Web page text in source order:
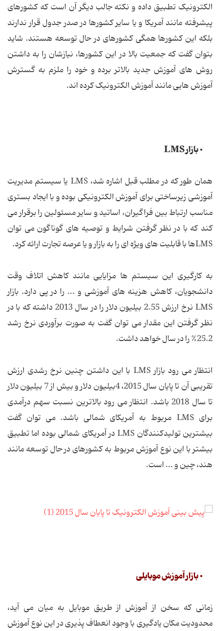
الکترونیک تطبیق داده و نکته جالب دیگر آن است که کشورهای
پیشرفته مانند آمریکا و یا سایر کشورها در صدر جدول قرار ندارند
بلکه این کشورها همگی کشورهای در حال توسعه هستند. شاید
بتوان گفت که جمعیت بالا در این کشورها، نیازشان را به داشتن
روش های آموزش جدید بالاتر برده و خود را ملزم به گسترش
آموزش هایی مانند آموزش الکترونیک کرده اند.
• بازار LMS
همان طور که در مطلب قبل اشاره شد، LMS یا سیستم مدیریت
آموزشی زیرساختی برای آموزش الکترونیکی بوده و با ایجاد بستری
مناسب ارتباط بین فراگیران، اساتید و سایر مسئولین را برقرار می
کند که با در نظر گرفتن شرایط و توصیه های گوناگون می توان
LMSها با قابلیت های ویژه ای را به بازار و یا عرصه تجارت ارائه کرد.
به کارگیری این سیستم ها مزایایی مانند کاهش اتلاف وقت
دانشجویان، کاهش هزینه های آموزشی و ... را در پی دارد. بازار
LMS نرخ ارزش 2.55 بیلیون دلار را در سال 2013 داشته که با در
نظر گرفتن این مقدار می توان گفت به صورت برآوردی نرخ رشد
25.2% را در سال خواهد داشت.
انتظار می رود بازار LMS با این داشتن چنین نرخ رشدی ارزش
تقریبی آن تا پایان سال 2015، 4بیلیون دلار و بیش از 7 بیلیون دلار
تا سال 2018 باشد. انتظار می رود بالاترین نسبت سهم درآمدی
برای LMS مربوط به آمریکای شمالی باشد. می توان گفت
بیشترین تولیدکنندگان LMS در آمریکای شمالی بوده اما تطبیق
بیشتر با این نوع آموزش مربوط به کشورهای در حال توسعه مانند
هند، چین و ... است.
• بازار آموزش موبایلی
زمانی که سخن از آموزش از طریق موبایل به میان می آید،
محدودیت مکان یادگیری با وجود انعطاف پذیری در این نوع آموزش